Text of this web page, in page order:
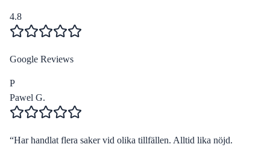
4.8
Google Reviews
P
Pawel G.
“Har handlat flera saker vid olika tillfällen. Alltid lika nöjd.